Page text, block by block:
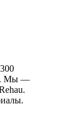
Мы —